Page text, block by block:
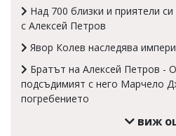
въвеждат
читателите
редакцията
носи
отговорност
Над 700 близки и приятели
с Алексей Петров
Явор Колев наследява
Братът на Алексей Петров -
подсъдимият с него Марчело
погребението
виж